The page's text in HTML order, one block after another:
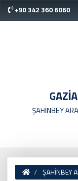
+90 342 360 6060
ŞAHİNBEY
ŞAHİNBEY